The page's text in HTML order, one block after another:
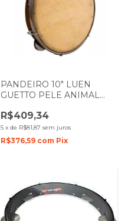
PANDEIRO 10" LUEN
GUETTO PELE ANIMAL
R$409,34
5 x de R$81,87 sem juros
R$376,59 com Pix